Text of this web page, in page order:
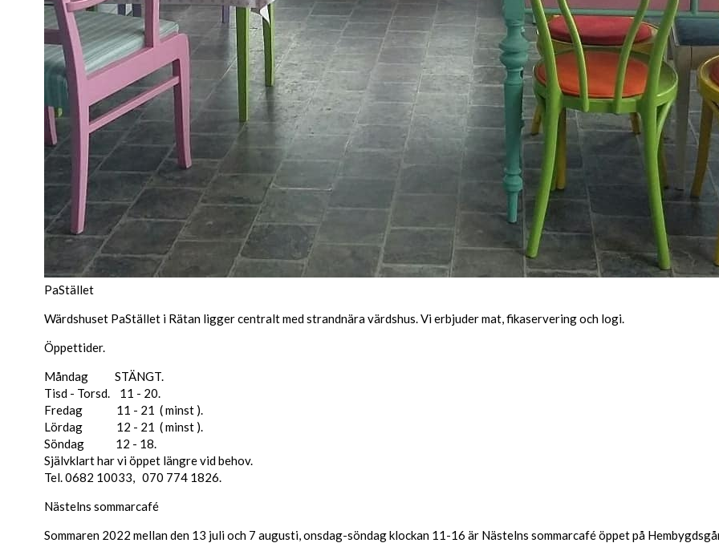
PaStället
Wärdshuset PaStället i Rätan ligger centralt med strandnära värdshus. Vi erbjuder mat, fikaservering och logi.
Öppettider.
Måndag STÄNGT.
Tisd - Torsd. 11 - 20.
Fredag 11 - 21 ( minst ).
Lördag 12 - 21 ( minst ).
Söndag 12 - 18.
Självklart har vi öppet längre vid behov.
Tel. 0682 10033, 070 774 1826.
Nästelns sommarcafé
Sommaren 2022 mellan den 13 juli och 7 augusti, onsdag-söndag klockan 11-16 är Nästelns sommarcafé öppet på